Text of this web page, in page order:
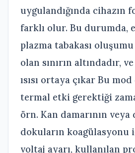
uygulandığında cihazın
farklı olur. Bu durumda,
plazma tabakası
olan sınırın altındadır,
ısısı ortaya çıkar Bu
termal etki gerektiği
örn. Kan damarının
dokuların koagülasyonu
voltaj ayarı, kullanılan